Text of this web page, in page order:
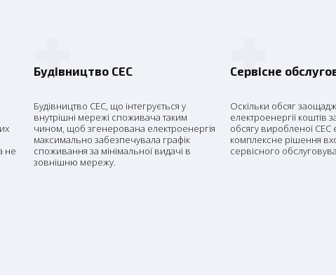
не
+
Будівництво СЕС
Будівництво СЕС, що інтегрується у
внутрішні мережі споживача таким
чином, щоб згенерована електроенергія
максимально забезпечувала графік
споживання за мінімальної видачі в
зовнішню мережу.
+
Сервісне
Оскільки обсяг
електроенергії коштів
обсягу виробленої СЕС
комплексне рішення
сервісного